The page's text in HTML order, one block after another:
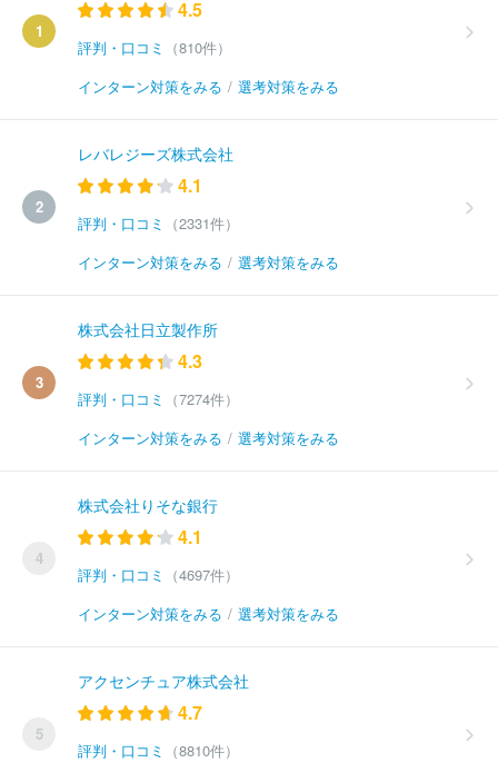
1
4.5
評判・口コミ
（810件）
インターン対策をみる / 選考対策をみる
2
レバレジーズ株式会社
4.1
評判・口コミ
（2331件）
インターン対策をみる / 選考対策をみる
3
株式会社日立製作所
4.3
評判・口コミ
（7274件）
インターン対策をみる / 選考対策をみる
4
株式会社りそな銀行
4.1
評判・口コミ
（4697件）
インターン対策をみる / 選考対策をみる
5
アクセンチュア株式会社
4.7
評判・口コミ
（8810件）